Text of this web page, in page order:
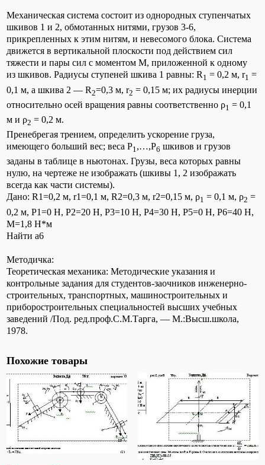
Механическая система состоит из однородных ступенчатых
шкивов 1 и 2, обмотанных нитями, грузов 3-6,
прикрепленных к этим нитям, и невесомого блока. Система
движется в вертикальной плоскости под действием сил
тяжести и пары сил с моментом М, приложенной к одному
из шкивов. Радиусы ступеней шкива 1 равны: R 1 = 0,2 м, r1 =
0,1 м, а шкива 2 — R2=0,3 м, r2 = 0,15 м; их радиусы инерции
относительно осей вращения равны соответственно ρ1 = 0,1
м и ρ2 = 0,2 м.
Пренебрегая трением, определить ускорение груза,
имеющего больший вес; веса Р1,…,Р6 шкивов и грузов
заданы в таблице в ньютонах. Грузы, веса которых равны
нулю, на чертеже не изображать (шкивы 1, 2 изображать
всегда как части системы).
Дано: R1=0,2 м, r1=0,1 м, R2=0,3 м, r2=0,15 м, ρ1 = 0,1 м, ρ2 =
0,2 м, P1=0 H, P2=20 H, P3=10 H, P4=30 H, P5=0 H, P6=40 H,
M=1,8 H*м
Найти а6
Методичка:
Теоретическая механика: Методические указания и
контрольные задания для студентов-заочников инженерно-
строительных, транспортных, машиностроительных и
приборостроительных специальностей высших учебных
заведений /Под. ред.проф.С.М.Тарга, — М.:Высш.школа,
1978.
Похожие товары